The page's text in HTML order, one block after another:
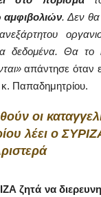
. Δεν
δεδομένα. Θα το
απάντησε όταν
Παπαδημητρίου.
οι
λέει ο
ζητά να